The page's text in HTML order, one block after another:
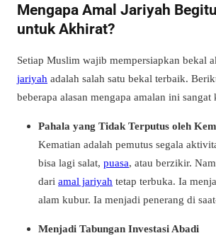
Mengapa Amal Jariyah
untuk Akhirat?
Setiap Muslim wajib mempersiapkan bekal
jariyah adalah salah satu bekal terbaik.
beberapa alasan mengapa amalan ini sangat
Pahala yang Tidak Terputus oleh
Kematian adalah pemutus segala
bisa lagi salat, puasa, atau berzikir.
dari amal jariyah tetap terbuka. Ia
alam kubur. Ia menjadi penerang di
Menjadi Tabungan Investasi Abadi